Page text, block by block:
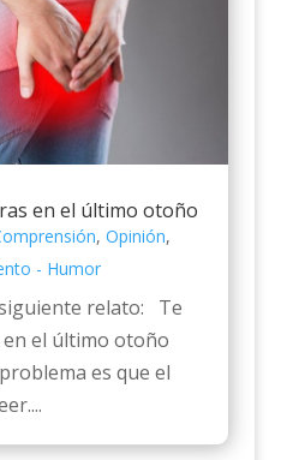
en el último otoño
, Opinión,
- Humor
relato: Te
el último otoño
es que el